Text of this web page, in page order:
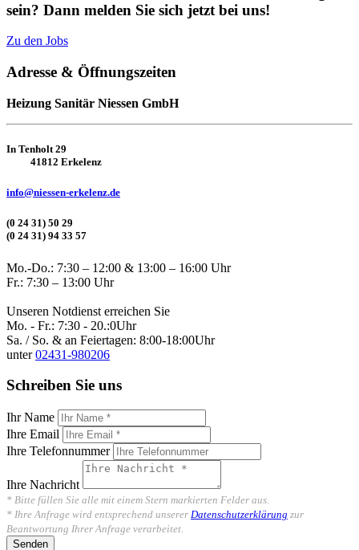
sein? Dann melden Sie sich jetzt bei uns!
Zu den Jobs
Adresse & Öffnungszeiten
Heizung Sanitär Niessen GmbH
In Tenholt 29
41812 Erkelenz
info@niessen-erkelenz.de
(0 24 31) 50 29
(0 24 31) 94 33 57
Mo.-Do.: 7:30 – 12:00 & 13:00 – 16:00 Uhr
Fr.: 7:30 – 13:00 Uhr
Unseren Notdienst erreichen Sie
Mo. - Fr.: 7:30 - 20.:0Uhr
Sa. / So. & an Feiertagen: 8:00-18:00Uhr
unter02431-980206
Schreiben Sie uns
Ihr Name
Ihre Email
Ihre Telefonnummer
Ihre Nachricht
* Bitte füllen Sie alle mit einem Stern markierten Felder aus.
* Ihre Anfrage wird entsprechend unserer Datenschutzerklärung zur
Beantwortung Ihrer Anfrage verarbeitet.
Senden